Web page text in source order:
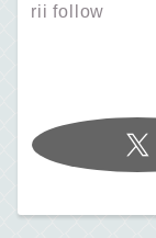
rii follow